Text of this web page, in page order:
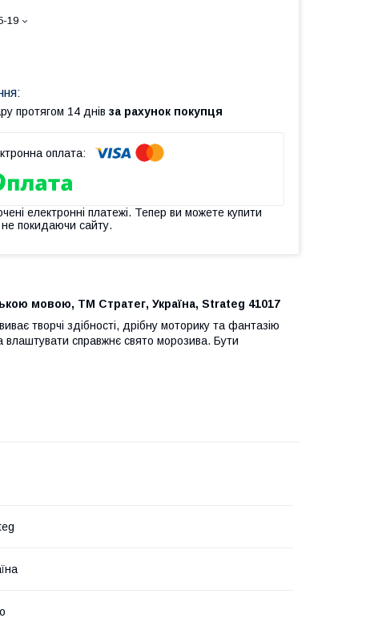
19
протягом 14 днів за рахунок покупця
електронні платежі. Тепер ви можете купити
покидаючи сайту.
мовою, ТМ Стратег, Україна, Strateg 41017
творчі здібності, дрібну моторику та фантазію
влаштувати справжнє свято морозива. Бути